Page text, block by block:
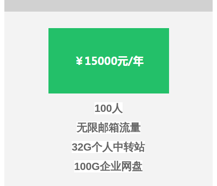
100人
无限邮箱流量
32G个人中转站
100G企业网盘